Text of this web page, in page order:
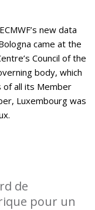
new data
came at the
Council of the
body, which
all its Member
Luxembourg was
de
pour un